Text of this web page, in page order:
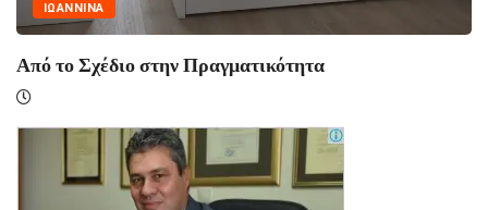
ΙΩΑΝΝΙΝΑ
Από το Σχέδιο στην Πραγματικότητα